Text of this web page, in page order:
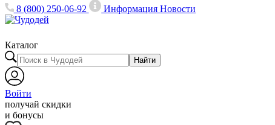
8 (800) 250-06-92
ИнформацияНовости
Каталог
Найти
Войти
получай скидки
и бонусы